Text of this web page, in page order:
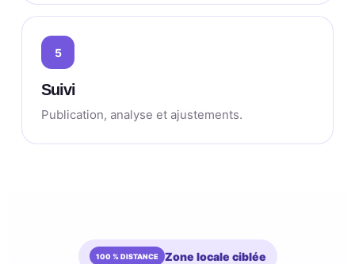
5
Suivi
Publication, analyse et ajustements.
Zone locale ciblée